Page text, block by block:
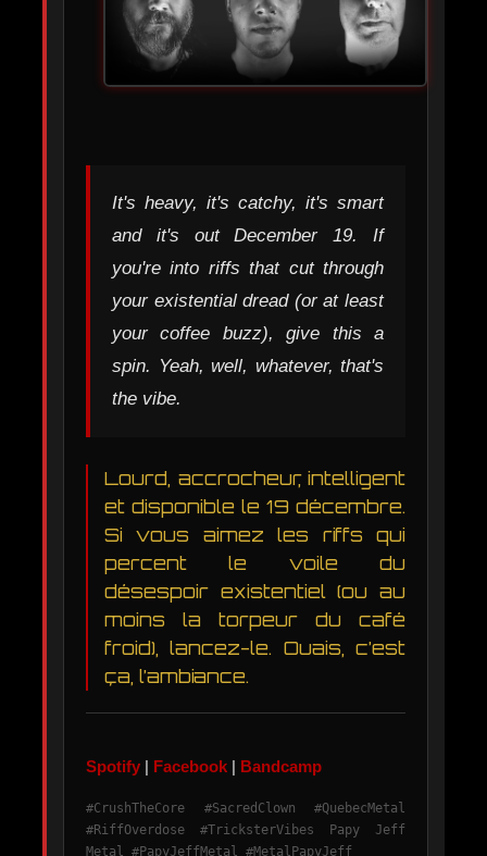
It's heavy, it's catchy, it's smart
and it's out December 19. If
you're into riffs that cut through
your existential dread (or at least
your coffee buzz), give this a
spin. Yeah, well, whatever, that's
the vibe.
Lourd, accrocheur, intelligent
et disponible le 19 décembre.
Si vous aimez les riffs qui
percent le voile du
désespoir existentiel (ou au
moins la torpeur du café
froid), lancez-le. Ouais, c’est
ça, l’ambiance.
Spotify | Facebook | Bandcamp
#CrushTheCore #SacredClown #QuebecMetal
#RiffOverdose #TricksterVibes Papy Jeff
Metal #PapyJeffMetal #MetalPapyJeff